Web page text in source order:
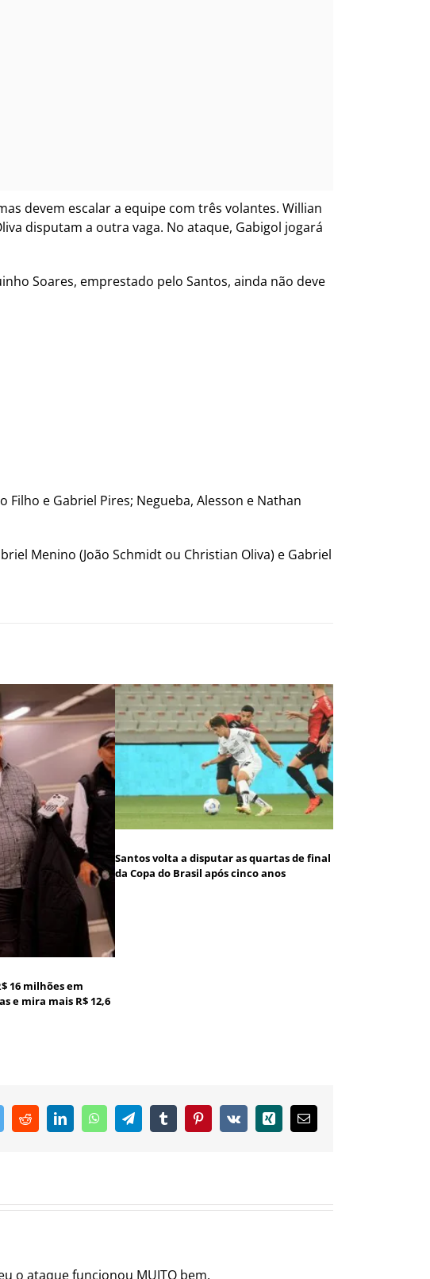
devem escalar a equipe com três volantes. Willian
disputam a outra vaga. No ataque, Gabigol jogará
Soares, emprestado pelo Santos, ainda não deve
e Gabriel Pires; Negueba, Alesson e Nathan
Menino (João Schmidt ou Christian Oliva) e Gabriel
16 milhões em
e mira mais R$ 12,6
Santos volta a disputar as quartas de final
da Copa do Brasil após cinco anos
RedditLinkedInWhatsAppTelegramTumblr PinterestVk Xing
E-
mail
o ataque funcionou MUITO bem.